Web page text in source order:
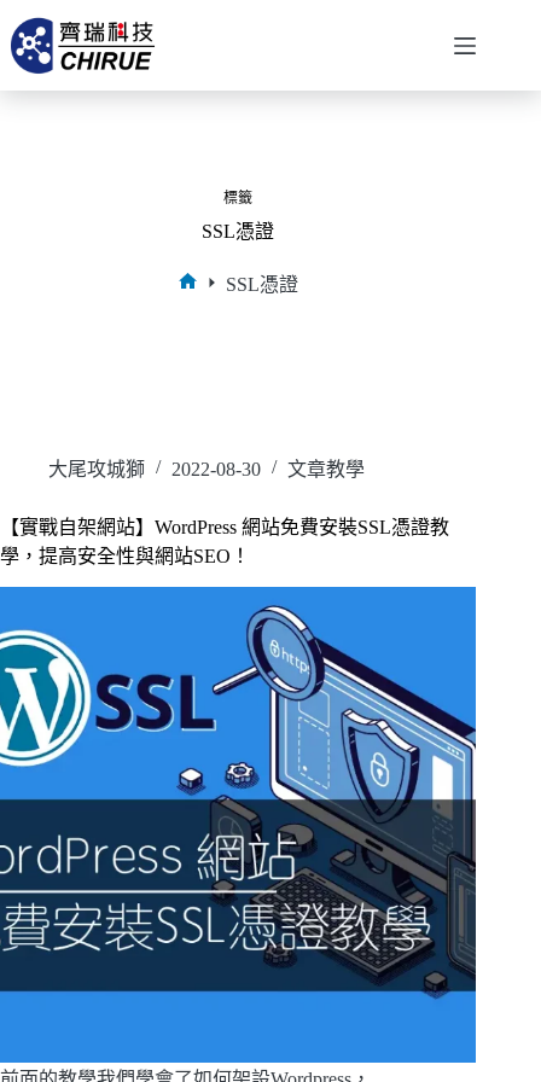
標籤
SSL憑證
SSL憑證
大尾攻城獅 2022-08-30 文章教學
【實戰自架網站】WordPress 網站免費安裝SSL憑證教
學，提高安全性與網站SEO！